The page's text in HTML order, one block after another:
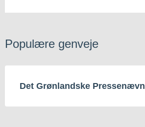
Populære genveje
Det Grønlandske Pressenævn